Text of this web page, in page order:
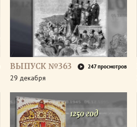
ВЫПУСК №363 247 просмотров
29 декабря